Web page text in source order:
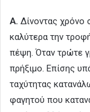
Α. Δίνοντας χρόνο
καλύτερα την
πέψη. Όταν τρώτε
πρήξιμο. Επίσης
ταχύτητας
φαγητού που